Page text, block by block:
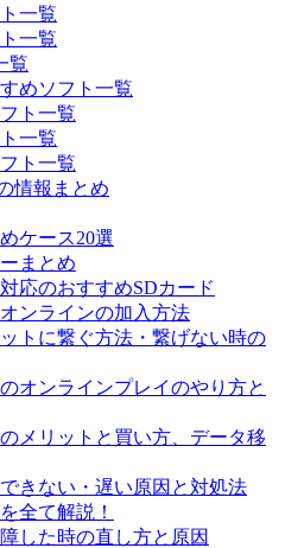
一覧
一覧
覧
めソフト一覧
ト一覧
一覧
ト一覧
情報まとめ
ケース20選
まとめ
応のおすすめSDカード
ンラインの加入方法
トに繋ぐ方法・繋げない時の
オンラインプレイのやり方と
メリットと買い方、データ移
きない・遅い原因と対処法
全て解説！
した時の直し方と原因